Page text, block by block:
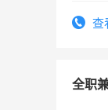
查
全职